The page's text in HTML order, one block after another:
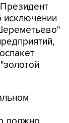
Президент
исключении